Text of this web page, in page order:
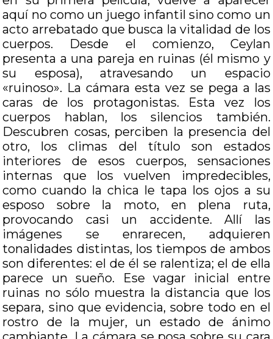
aquí no como un juego infantil sino como un
acto arrebatado que busca la vitalidad de los
cuerpos. Desde el comienzo, Ceylan
presenta a una pareja en ruinas (él mismo y
su esposa), atravesando un espacio
«ruinoso». La cámara esta vez se pega a las
caras de los protagonistas. Esta vez los
cuerpos hablan, los silencios también.
Descubren cosas, perciben la presencia del
otro, los climas del título son estados
interiores de esos cuerpos, sensaciones
internas que los vuelven impredecibles,
como cuando la chica le tapa los ojos a su
esposo sobre la moto, en plena ruta,
provocando casi un accidente. Allí las
imágenes se enrarecen, adquieren
tonalidades distintas, los tiempos de ambos
son diferentes: el de él se ralentiza; el de ella
parece un sueño. Ese vagar inicial entre
ruinas no sólo muestra la distancia que los
separa, sino que evidencia, sobre todo en el
rostro de la mujer, un estado de ánimo